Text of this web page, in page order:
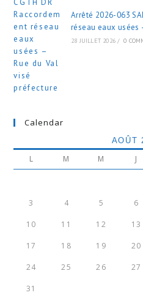
Arrêté 2026-063
réseau eaux usées
28 JUILLET 2026 / 0
Calendar
AOÛT
L M M J
3 4 5 6
10 11 12 13
17 18 19 20
24 25 26 27
31